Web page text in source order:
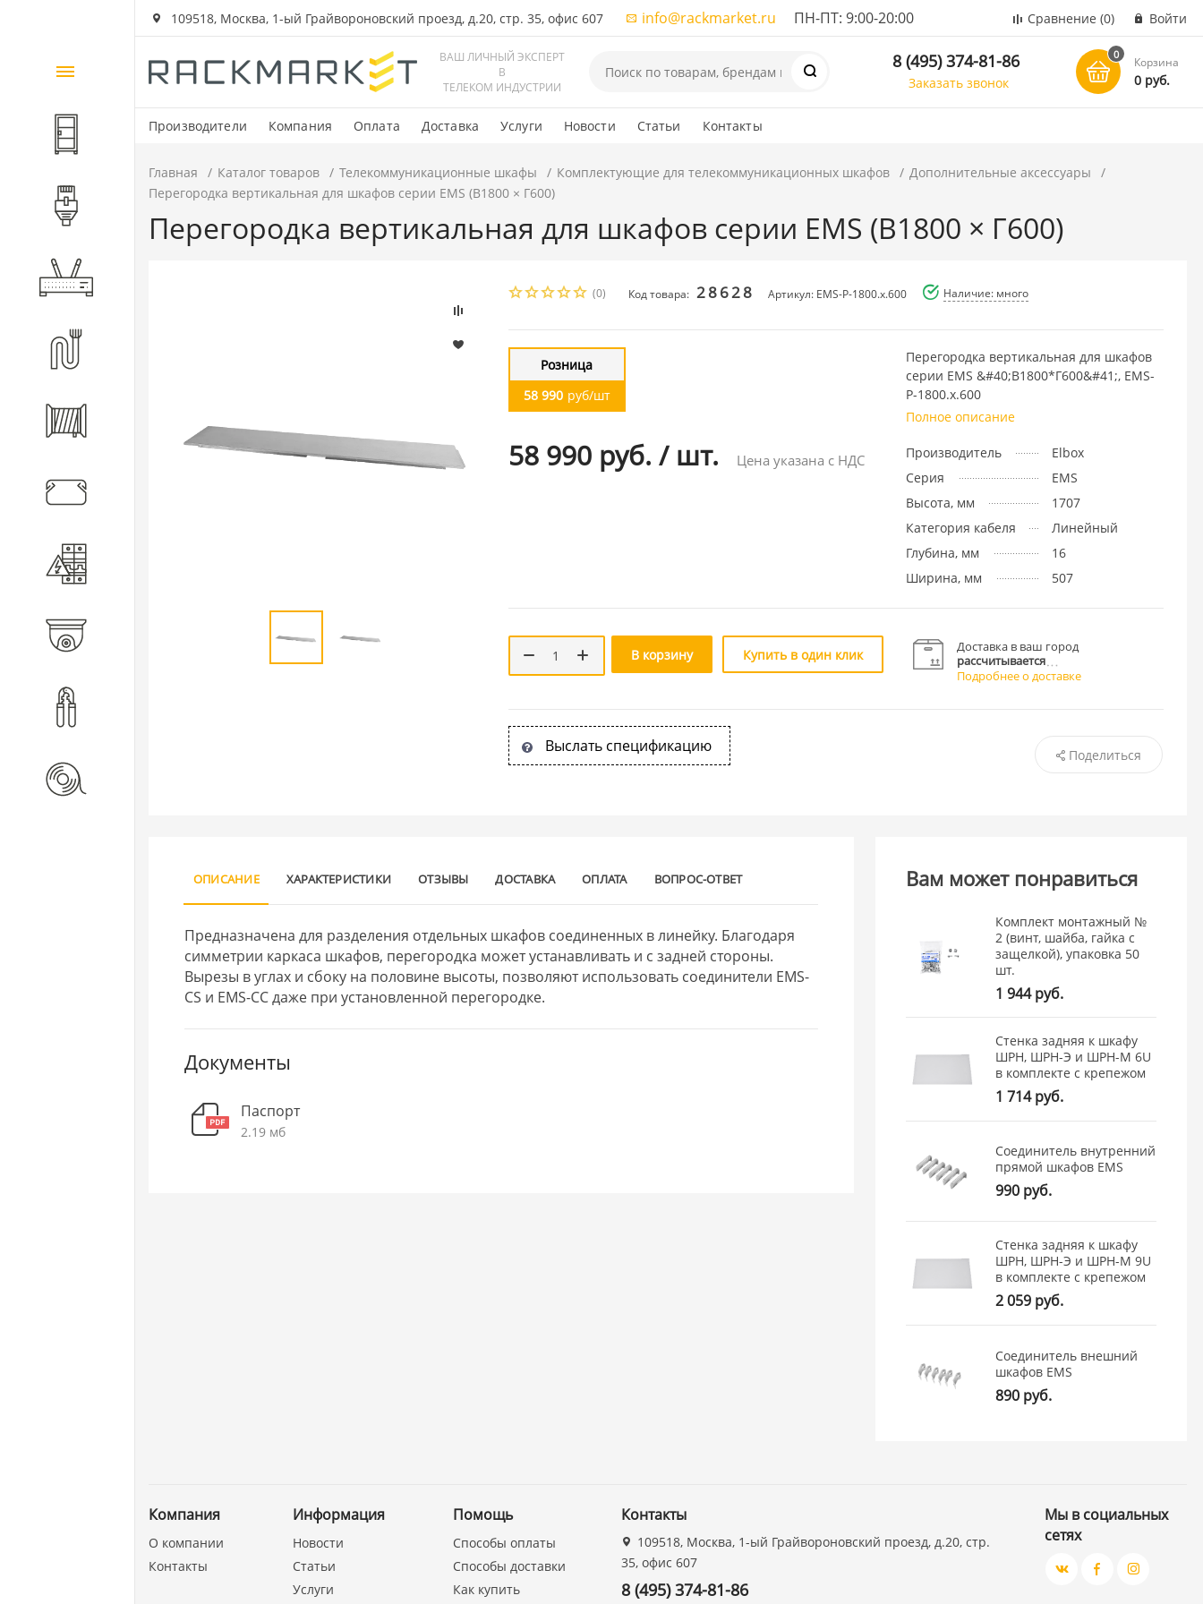
109518, Москва, 1-ый Грайвороновский проезд, д.20, стр. 35, офис 607 info@rackmarket.ru ПН-ПТ: 9:00-20:00 Сравнение (0) Войти
ВАШ ЛИЧНЫЙ ЭКСПЕРТ
В
ТЕЛЕКОМ ИНДУСТРИИ
8 (495) 374-81-86
Заказать звонок
0
Корзина
0 руб.
Производители Компания Оплата Доставка Услуги Новости Статьи Контакты
Каталог
товаров
Шкафы и стойки
Компоненты СКС
Главная Каталог товаров Телекоммуникационные шкафы Комплектующие для телекоммуникационных шкафов
Дополнительные аксессуары
Перегородка вертикальная для шкафов серии EMS (В1800 × Г600)
Перегородка вертикальная для шкафов серии EMS (В1800 × Г600)
(0) Код товара: 28628 Артикул: EMS-P-1800.x.600 Наличие: много
Розница
58 990 руб/шт
58 990 руб. / шт. Цена указана с НДС
Перегородка вертикальная для шкафов
серии EMS &#40;В1800*Г600&#41;, EMS-
P-1800.x.600
Полное описание
Производитель
Elbox
Серия
EMS
Высота, мм
1707
Категория кабеля
Линейный
Глубина, мм
16
Ширина, мм
507
В корзину Купить в один клик
Доставка в ваш город
рассчитывается
Подробнее о доставке
Выслать спецификацию Поделиться
ОПИСАНИЕ ХАРАКТЕРИСТИКИ ОТЗЫВЫ ДОСТАВКА ОПЛАТА ВОПРОС-ОТВЕТ
Предназначена для разделения отдельных шкафов соединенных в линейку. Благодаря
симметрии каркаса шкафов, перегородка может устанавливать и с задней стороны.
Вырезы в углах и сбоку на половине высоты, позволяют использовать соединители EMS-
CS и EMS-CC даже при установленной перегородке.
Документы
Паспорт
2.19 мб
Вам может понравиться
Комплект монтажный №
2 (винт, шайба, гайка с
защелкой), упаковка 50
шт.
1 944 руб.
Стенка задняя к шкафу
ШРН, ШРН-Э и ШРН-М 6U
в комплекте с крепежом
1 714 руб.
Соединитель внутренний
прямой шкафов EMS
990 руб.
Стенка задняя к шкафу
ШРН, ШРН-Э и ШРН-М 9U
в комплекте с крепежом
2 059 руб.
Соединитель внешний
шкафов EMS
890 руб.
Компания
О компании
Контакты
Информация
Новости
Статьи
Услуги
Помощь
Способы оплаты
Способы доставки
Как купить
Контакты
109518, Москва, 1-ый Грайвороновский проезд, д.20, стр.
35, офис 607
8 (495) 374-81-86
Мы в социальных
сетях